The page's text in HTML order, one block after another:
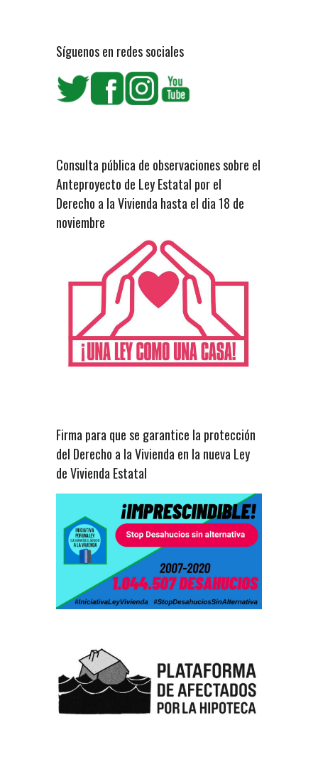
Síguenos en redes sociales
Consulta pública de observaciones sobre el
Anteproyecto de Ley Estatal por el
Derecho a la Vivienda hasta el dia 18 de
noviembre
Firma para que se garantice la protección
del Derecho a la Vivienda en la nueva Ley
de Vivienda Estatal